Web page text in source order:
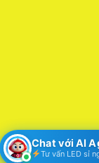
Chat với AI
Tư vấn LED sỉ